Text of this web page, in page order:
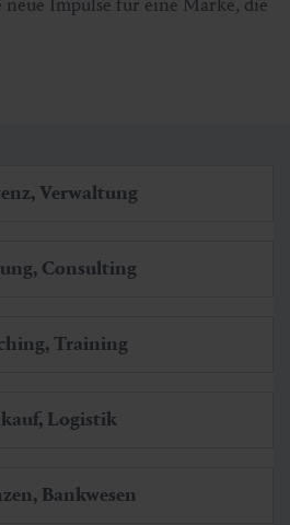
neue Impulse für eine Marke, die
Verwaltung
Consulting
Training
Logistik
Bankwesen